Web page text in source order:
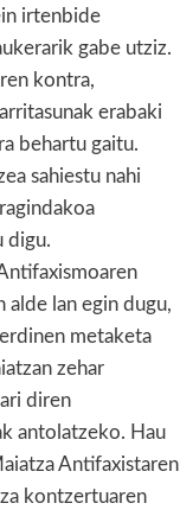
irtenbide
gabe utziz.
kontra,
erabaki
behartu gaitu.
sahiestu nahi
digu.
alde lan egin dugu,
metaketa
zehar
diren
antolatzeko. Hau
Antifaxistaren
kontzertuaren